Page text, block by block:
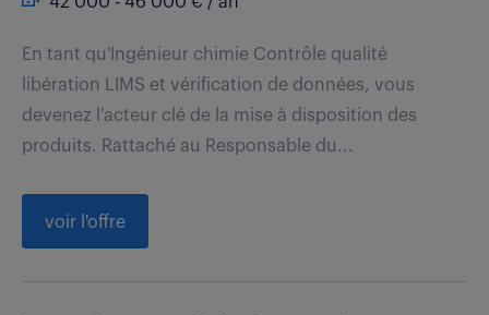
En tant qu'Ingénieur chimie Contrôle qualité
libération LIMS et vérification de données, vous
devenez l'acteur clé de la mise à disposition des
produits. Rattaché au Responsable du...
voir l'offre